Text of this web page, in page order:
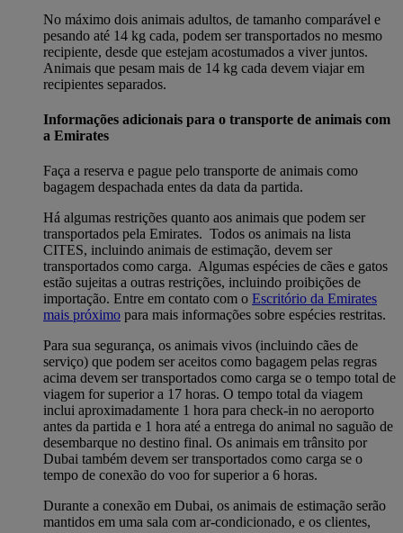
No máximo dois animais adultos, de tamanho comparável e
pesando até 14 kg cada, podem ser transportados no mesmo
recipiente, desde que estejam acostumados a viver juntos.
Animais que pesam mais de 14 kg cada devem viajar em
recipientes separados.
Informações adicionais para o transporte de animais com
a Emirates
Faça a reserva e pague pelo transporte de animais como
bagagem despachada entes da data da partida.
Há algumas restrições quanto aos animais que podem ser
transportados pela Emirates. Todos os animais na lista
CITES, incluindo animais de estimação, devem ser
transportados como carga. Algumas espécies de cães e gatos
estão sujeitas a outras restrições, incluindo proibições de
importação. Entre em contato com o Escritório da Emirates
mais próximo para mais informações sobre espécies restritas.
Para sua segurança, os animais vivos (incluindo cães de
serviço) que podem ser aceitos como bagagem pelas regras
acima devem ser transportados como carga se o tempo total de
viagem for superior a 17 horas. O tempo total da viagem
inclui aproximadamente 1 hora para check-in no aeroporto
antes da partida e 1 hora até a entrega do animal no saguão de
desembarque no destino final. Os animais em trânsito por
Dubai também devem ser transportados como carga se o
tempo de conexão do voo for superior a 6 horas.
Durante a conexão em Dubai, os animais de estimação serão
mantidos em uma sala com ar-condicionado, e os clientes,